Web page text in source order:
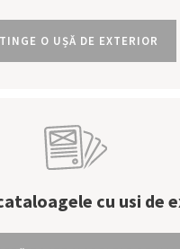
O UȘĂ DE EXTERIOR
cu usi de